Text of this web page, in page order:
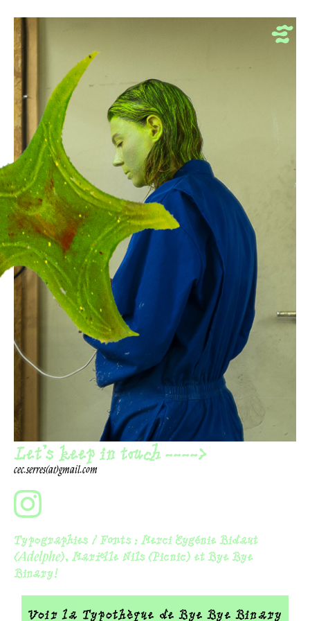
Let's keep in touch ---->
cec.serres(at)gmail.com
Typographies / Fonts : Merci Eygénie Bidaut
(Adelphe), Marielle Nils (Picnic) et Bye Bye
Binary!
Voir la Typothèque de Bye Bye Binary